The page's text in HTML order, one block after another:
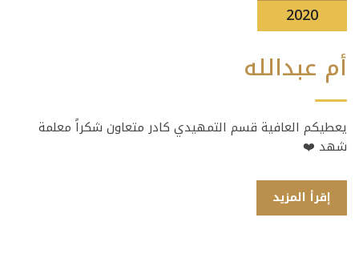
2020
أم عبدالله
يعطيكم العافية قسم التمهيدي كادر متعاون شكراً معلمة
شهد ❤️
إقرأ المزيد